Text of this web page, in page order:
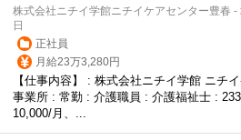
株式会社ニチイ学館ニチイケアセンター豊春
日
正社員
月給23万3,280円
【仕事内容】 : 株式会社ニチイ学館 ニチ
事業所 : 常勤 : 介護職員 : 介護福祉士 :
10,000/月、...